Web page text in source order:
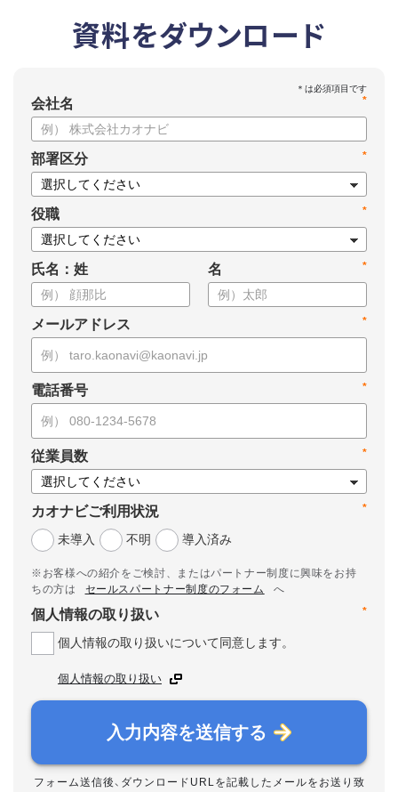
資料をダウンロード
*
会社名
*
部署区分
*
役職
氏名：姓 *
名
*
メールアドレス
*
電話番号
*
従業員数
*
カオナビご利用状況
未導入
不明 導入済み
※お客様への紹介をご検討、またはパートナー制度に興味をお持
ちの方は
セールスパートナー制度のフォーム
へ
*
個人情報の取り扱い
個人情報の取り扱いについて同意します。
個人情報の取り扱い
入力内容を送信する
フォーム送信後、ダウンロードURLを記載したメールをお送り致